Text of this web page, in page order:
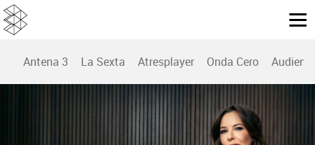
Antena 3 La Sexta Atresplayer Onda Cero